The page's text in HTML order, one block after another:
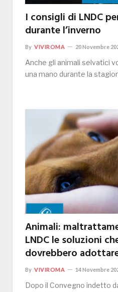
I consigli di LNDC
durante l’inverno
By VIVIROMA 20 Novembre
Anche gli animali selvatici
una mano durante la
Animali:
LNDC le soluzioni
dovrebbero
By VIVIROMA 14 Novembre
Dopo il Convegno indetto